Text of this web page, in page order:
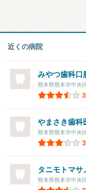
近くの病院
みやつ歯科口
熊本県熊本市中央
やまさき歯科
熊本県熊本市中央
タニモトマサ
熊本県熊本市中央